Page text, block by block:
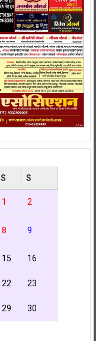
S S
1 2
8 9
15 16
22 23
29 30